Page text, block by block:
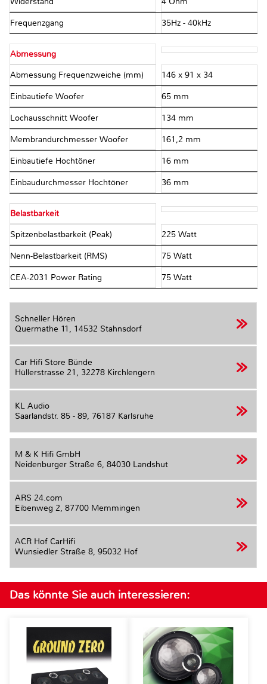
Frequenzgang 35Hz - 40kHz
Abmessung
Abmessung Frequenzweiche (mm) 146 x 91 x 34
Einbautiefe Woofer 65 mm
Lochausschnitt Woofer 134 mm
Membrandurchmesser Woofer 161,2 mm
Einbautiefe Hochtöner 16 mm
Einbaudurchmesser Hochtöner 36 mm
Belastbarkeit
Spitzenbelastbarkeit (Peak) 225 Watt
Nenn-Belastbarkeit (RMS) 75 Watt
CEA-2031 Power Rating 75 Watt
Schneller Hören
Quermathe 11, 14532 Stahnsdorf
Car Hifi Store Bünde
Hüllerstrasse 21, 32278 Kirchlengern
KL Audio
Saarlandstr. 85 - 89, 76187 Karlsruhe
M & K Hifi GmbH
Neidenburger Straße 6, 84030 Landshut
ARS 24.com
Eibenweg 2, 87700 Memmingen
ACR Hof CarHifi
Wunsiedler Straße 8, 95032 Hof
Das könnte Sie auch interessieren: